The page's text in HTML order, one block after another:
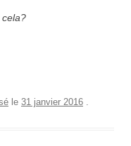
le 31 janvier 2016 .